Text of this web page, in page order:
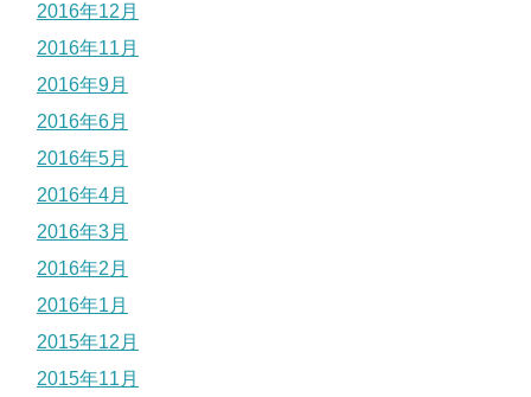
2016年12月
2016年11月
2016年9月
2016年6月
2016年5月
2016年4月
2016年3月
2016年2月
2016年1月
2015年12月
2015年11月